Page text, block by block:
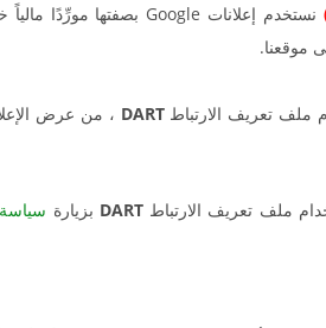
نستخدم إعلانات Google بصفتها مورِّدًا مالياً خارجياً ، ولذلك تستخدم شركة جوجل
موقعنا.
DART ، من عرض
ملف تعريف الارتباطDART بزيارة